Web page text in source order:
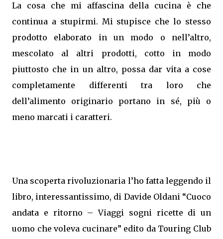
La cosa che mi affascina della cucina è che
continua a stupirmi. Mi stupisce che lo stesso
prodotto elaborato in un modo o nell’altro,
mescolato al altri prodotti, cotto in modo
piuttosto che in un altro, possa dar vita a cose
completamente differenti tra loro che
dell’alimento originario portano in sé, più o
meno marcati i caratteri.
Una scoperta rivoluzionaria l’ho fatta leggendo il
libro, interessantissimo, di Davide Oldani “Cuoco
andata e ritorno – Viaggi sogni ricette di un
uomo che voleva cucinare” edito da Touring Club